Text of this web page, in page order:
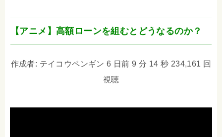
【アニメ】高額ローンを組むとどうなるのか？
作成者: テイコウペンギン 6 日前 9 分 14 秒 234,161 回
視聴